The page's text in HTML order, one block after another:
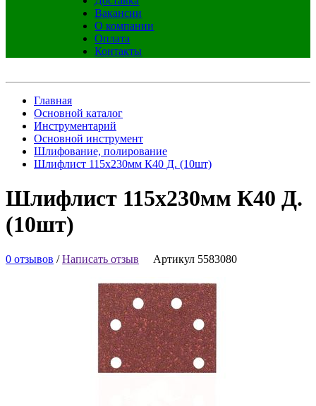
Вакансии
О компании
Оплата
Контакты
Главная
Основной каталог
Инструментарий
Основной инструмент
Шлифование, полирование
Шлифлист 115x230мм К40 Д. (10шт)
Шлифлист 115x230мм К40 Д.
(10шт)
0 отзывов /Написать отзыв Артикул 5583080